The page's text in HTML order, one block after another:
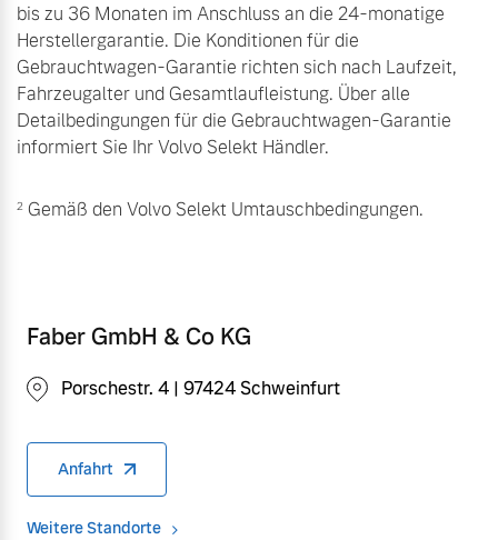
bis zu 36 Monaten im Anschluss an die 24-monatige
Herstellergarantie. Die Konditionen für die
Gebrauchtwagen-Garantie richten sich nach Laufzeit,
Fahrzeugalter und Gesamtlaufleistung. Über alle
Detailbedingungen für die Gebrauchtwagen-Garantie
informiert Sie Ihr Volvo Selekt Händler.
2 Gemäß den Volvo Selekt Umtauschbedingungen.
Faber GmbH & Co KG
Porschestr. 4 | 97424 Schweinfurt
Anfahrt
Weitere Standorte